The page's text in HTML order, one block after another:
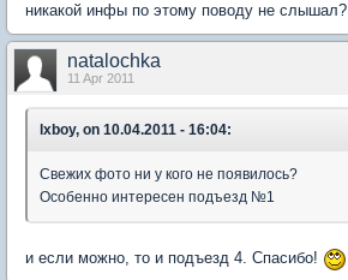
никакой инфы по этому поводу не слышал?
natalochka
11 Apr 2011
lxboy, on 10.04.2011 - 16:04:
Свежих фото ни у кого не появилось?
Особенно интересен подъезд №1
и если можно, то и подъезд 4. Спасибо!